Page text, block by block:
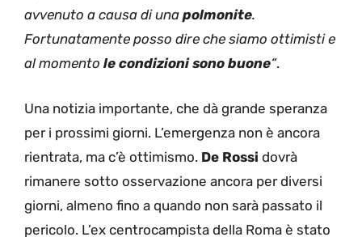
avvenuto a causa di una polmonite.
Fortunatamente posso dire che siamo ottimisti e
al momento le condizioni sono buone“.
Una notizia importante, che dà grande speranza
per i prossimi giorni. L’emergenza non è ancora
rientrata, ma c’è ottimismo. De Rossi dovrà
rimanere sotto osservazione ancora per diversi
giorni, almeno fino a quando non sarà passato il
pericolo. L’ex centrocampista della Roma è stato